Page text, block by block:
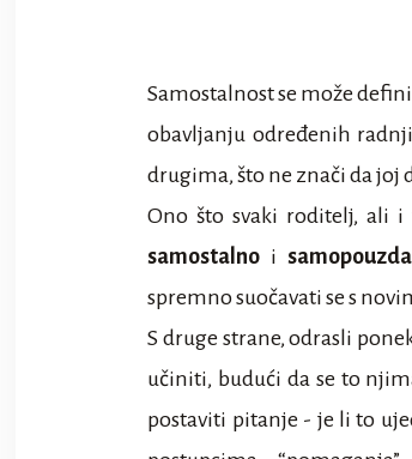
Samostalnost se može
obavljanju određenih
drugima, što ne znači da joj
Ono što svaki roditelj, ali i
samostalno i
spremno suočavati se s
S druge strane, odrasli
učiniti, budući da se to
postaviti pitanje - je li to